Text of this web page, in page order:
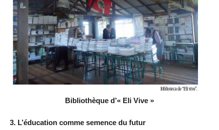
Bibliothèque d’« Eli Vive »
3. L’éducation comme semence du futur